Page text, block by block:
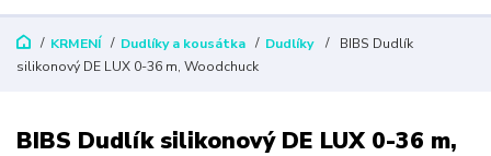
KRMENÍ Dudlíky a kousátka Dudlíky
BIBS Dudlík
silikonový DE LUX 0-36 m, Woodchuck
BIBS Dudlík silikonový DE LUX 0-36 m,